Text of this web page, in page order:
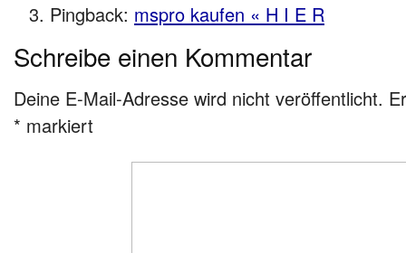
Pingback: mspro kaufen « H I E R
Schreibe einen Kommentar
Deine E-Mail-Adresse wird nicht veröffentlicht.
* markiert